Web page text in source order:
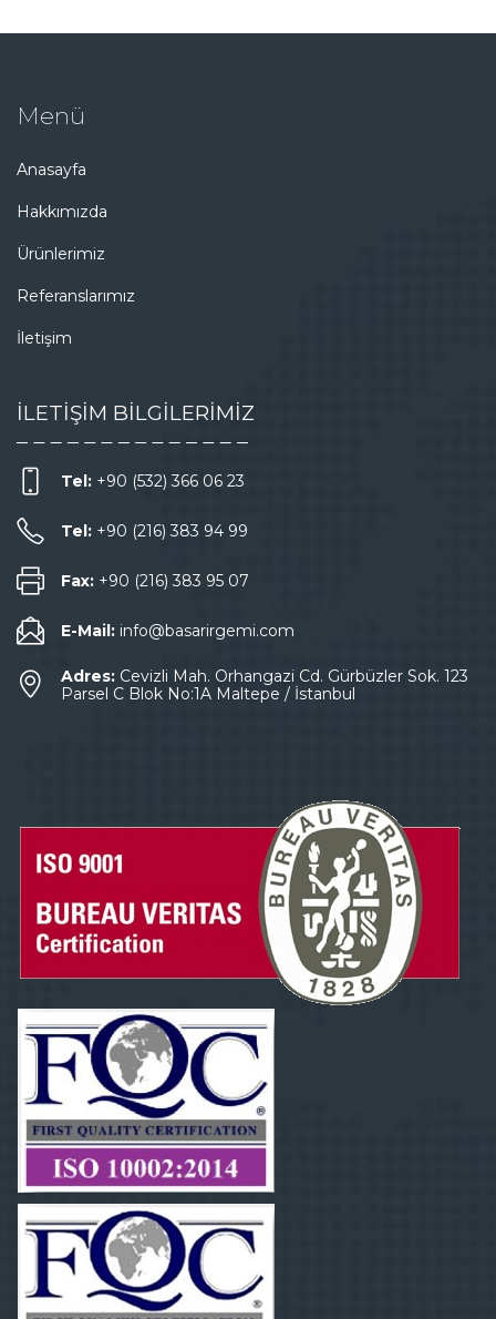
Menü
Anasayfa
Hakkımızda
Ürünlerimiz
Referanslarımız
İletişim
İLETİŞİM BİLGİLERİMİZ
Tel: +90 (532) 366 06 23
Tel: +90 (216) 383 94 99
Fax: +90 (216) 383 95 07
E-Mail: info@basarirgemi.com
Adres: Cevizli Mah. Orhangazi Cd. Gürbüzler Sok. 123
Parsel C Blok No:1A Maltepe / İstanbul